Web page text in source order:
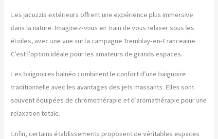
Les jacuzzis extérieurs offrent une expérience plus immersive
dans la nature. Imaginez-vous en train de vous relaxer sous les
étoiles, avec une vue sur la campagne Tremblay-en-Franceaine.
C’est l’option idéale pour les amateurs de grands espaces.
Les baignoires balnéo combinent le confort d’une baignoire
traditionnelle avec les avantages des jets massants. Elles sont
souvent équipées de chromothérapie et d’aromathérapie pour une
relaxation totale.
Enfin, certains établissements proposent de véritables espaces